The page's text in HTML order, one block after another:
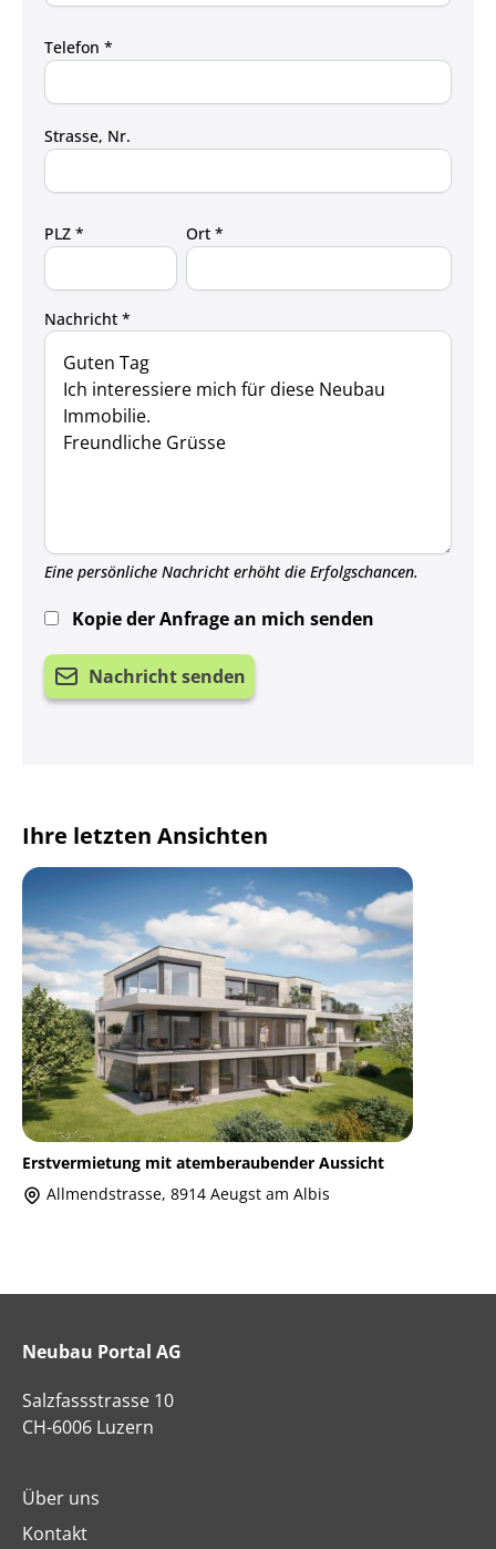
Telefon *
Strasse, Nr.
PLZ * Ort *
Nachricht *
Eine persönliche Nachricht erhöht die Erfolgschancen.
Kopie der Anfrage an mich senden
Nachricht senden
Ihre letzten Ansichten
Erstvermietung mit atemberaubender Aussicht
Allmendstrasse, 8914 Aeugst am Albis
Neubau Portal AG
Salzfassstrasse 10
CH-6006 Luzern
Über uns
Kontakt